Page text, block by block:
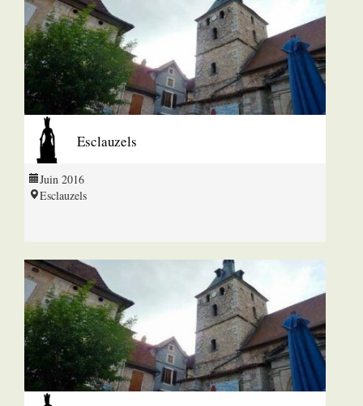
Esclauzels
Juin 2016
Esclauzels